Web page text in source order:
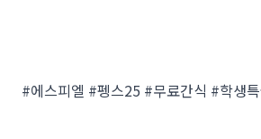
#에스피엘 #펭스25 #무료간식 #학생